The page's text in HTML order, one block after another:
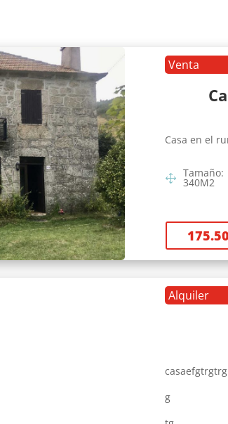
Venta
Casa en el
Tamaño:
340M2
Alquiler
casaefgtrgtrg
g